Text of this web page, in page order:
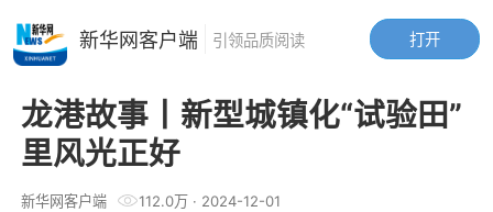
龙港故事丨新型城镇化“试验田”
里风光正好
新华网客户端 112.0万· 2024-12-01
打开
新华网客户端 引领品质阅读